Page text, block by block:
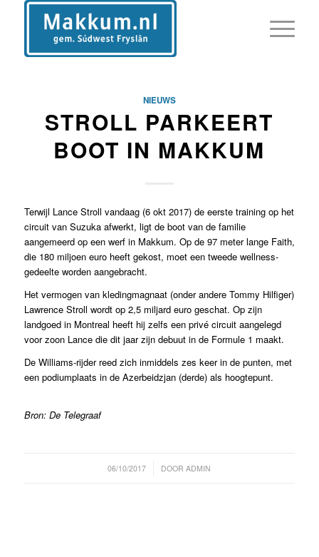
NIEUWS
STROLL PARKEERT
BOOT IN MAKKUM
Terwijl Lance Stroll vandaag (6 okt 2017) de eerste training op het
circuit van Suzuka afwerkt, ligt de boot van de familie
aangemeerd op een werf in Makkum. Op de 97 meter lange Faith,
die 180 miljoen euro heeft gekost, moet een tweede wellness-
gedeelte worden aangebracht.
Het vermogen van kledingmagnaat (onder andere Tommy Hilfiger)
Lawrence Stroll wordt op 2,5 miljard euro geschat. Op zijn
landgoed in Montreal heeft hij zelfs een privé circuit aangelegd
voor zoon Lance die dit jaar zijn debuut in de Formule 1 maakt.
De Williams-rijder reed zich inmiddels zes keer in de punten, met
een podiumplaats in de Azerbeidzjan (derde) als hoogtepunt.
Bron: De Telegraaf
06/10/2017
/ DOORADMIN